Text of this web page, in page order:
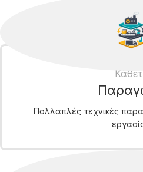
Πολλαπλές τεχνικές